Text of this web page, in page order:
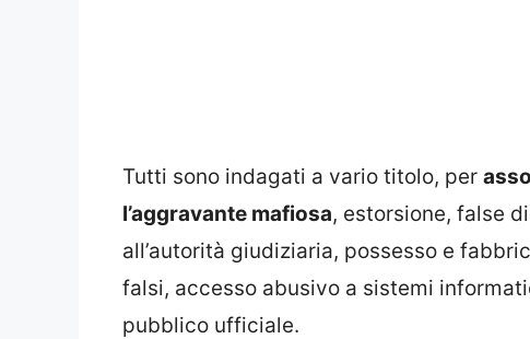
Tutti sono indagati a vario titolo, per
l’aggravante mafiosa, estorsione, false
all’autorità giudiziaria, possesso e
falsi, accesso abusivo a sistemi
pubblico ufficiale.